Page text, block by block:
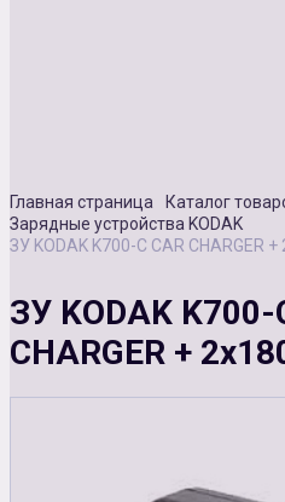
Главная страница Каталог
Зарядные устройства KODAK
ЗУ KODAK K700-С CAR CHARGER
ЗУ KODAK K700-
CHARGER +